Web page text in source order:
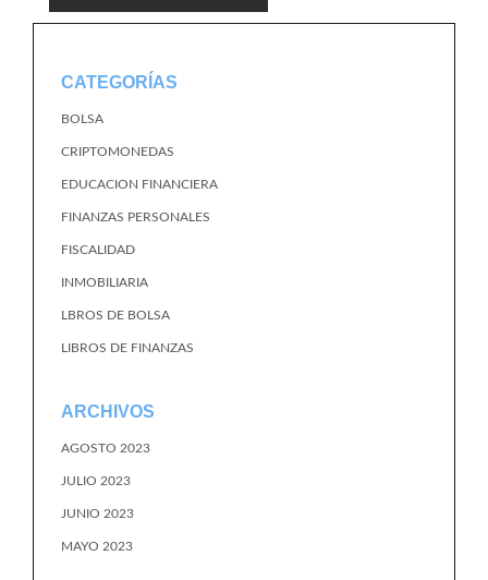
CATEGORÍAS
BOLSA
CRIPTOMONEDAS
EDUCACION FINANCIERA
FINANZAS PERSONALES
FISCALIDAD
INMOBILIARIA
LBROS DE BOLSA
LIBROS DE FINANZAS
ARCHIVOS
AGOSTO 2023
JULIO 2023
JUNIO 2023
MAYO 2023